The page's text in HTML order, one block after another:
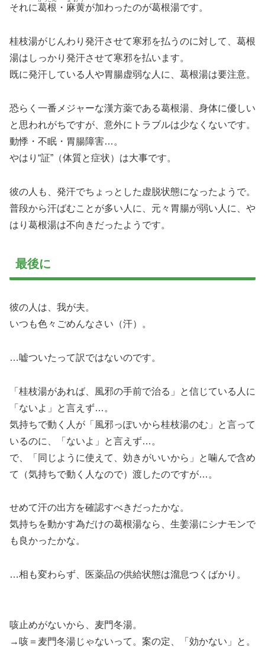
それに葛根 ・ 麻黄が加わったのが葛根湯です。
桂枝湯がじんわり発汗させて寒邪を払うのに対して、葛根
湯はしっかり発汗させて寒邪を払います。
既に発汗している人や胃腸虚弱な人に、葛根湯は要注意。
恐らく一番メジャーな漢方薬である葛根湯、身体に優しい
と思われがちですが、意外にトラブルは少なくないです。
動悸・不眠・胃腸障害…。
やはり“証”（体質と症状）は大事です。
彼の人も、発汗でちょっとした虚脱状態になったようで。
普段から汗ばむことが多い人に、元々胃腸が弱い人に、や
はり葛根湯は不向きだったようです。
最後に
彼の人は、我が夫。
いつも色々ごめんなさい（汗）。
…嘘ついたって訳ではないのです。
「桂枝湯があれば、風邪の手前で治る」と信じている人に
「ないよ」と言えず…。
気持ちで動く人が「風邪っぽいから桂枝湯のむ」と言って
いるのに、「ないよ」と言えず…。
で、「同じように使えて、効きがいいから」と噛んで含め
て（気持ちで動く人なので）渡したのですが…。
せめて汗の出方を確認すべきだったかな。
気持ちを動かす為だけの葛根湯なら、生姜湯にシナモンで
も良かったかな。
…相も変わらず、医薬品の供給状態は溜息つくばかり。
咳止めがないから、麦門冬湯。
→咳＝麦門冬湯じゃないって。案の定、「効かない」と。